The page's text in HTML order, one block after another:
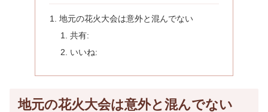
地元の花火大会は意外と混んでない
共有:
いいね:
地元の花火大会は意外と混んでない